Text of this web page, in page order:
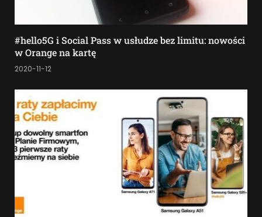
#hello5G i Social Pass w usłudze bez limitu: nowości
w Orange na kartę
2020-11-12